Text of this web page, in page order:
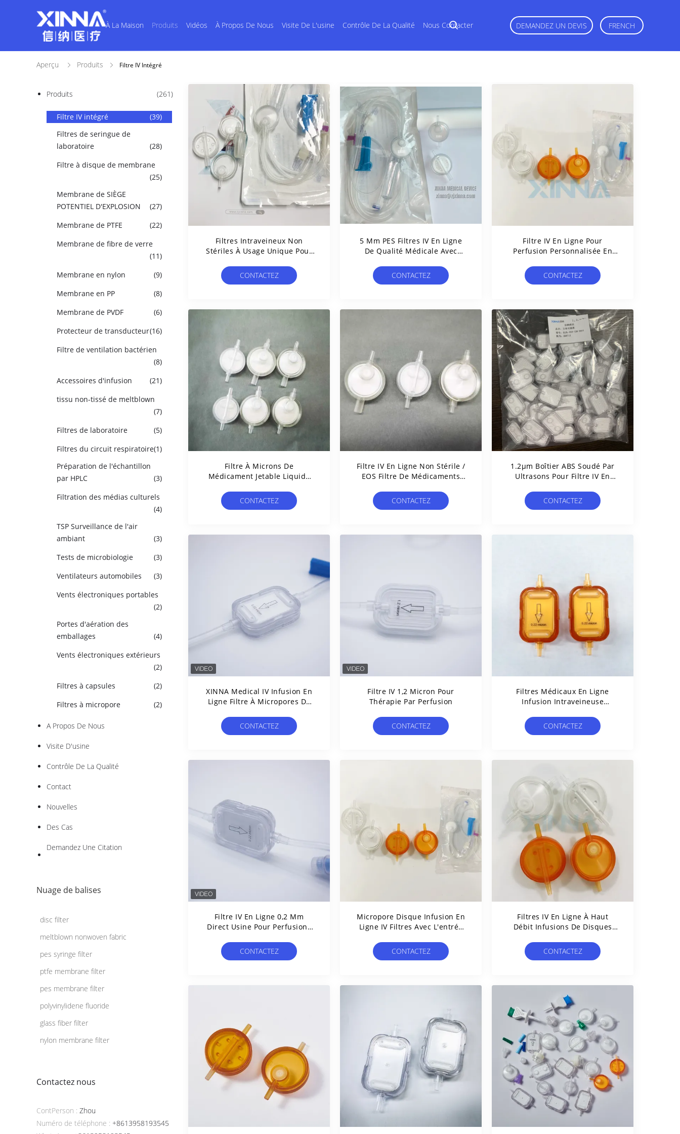
À La Maison Produits Vidéos À Propos De Nous Visite De L'usine Contrôle De La Qualité Nous Contacter DEMANDEZ UN DEVIS FRENCH
Aperçu Produits Filtre IV Intégré
Produits (261)
Filtre IV intégré
(39)
Filtres de seringue de
laboratoire
(28)
Filtre à disque de membrane
(25)
Membrane de SIÈGE
POTENTIEL D'EXPLOSION
(27)
Membrane de PTFE
(22)
Membrane de fibre de verre
(11)
Membrane en nylon
(9)
Membrane en PP
(8)
Membrane de PVDF
(6)
Protecteur de transducteur(16)
Filtre de ventilation bactérien
(8)
Accessoires d'infusion
(21)
tissu non-tissé de meltblown
(7)
Filtres de laboratoire
(5)
Filtres du circuit respiratoire(1)
Préparation de l'échantillon
par HPLC
(3)
Filtration des médias culturels
(4)
TSP Surveillance de l'air
ambiant
(3)
Tests de microbiologie
(3)
Ventilateurs automobiles
(3)
Vents électroniques portables
(2)
Portes d'aération des
emballages
(4)
Vents électroniques extérieurs
(2)
Filtres à capsules
(2)
Filtres à micropore
(2)
A Propos De Nous
Visite D'usine
Contrôle De La Qualité
Contact
Nouvelles
Des Cas
Demandez Une Citation
Nuage de balises
disc filter
meltblown nonwoven fabric
pes syringe filter
ptfe membrane filter
pes membrane filter
polyvinylidene fluoride
glass fiber filter
nylon membrane filter
Contactez nous
ContPerson : Zhou
Numéro de téléphone : +8613958193545
Filtres Intraveineux Non
Stériles À Usage Unique Pour
Perfusion Intraveineuse
CONTACTEZ
5 Μm PES Filtres IV En Ligne
De Qualité Médicale Avec
CONTACTEZ
Filtre IV En Ligne Pour
Perfusion Personnalisée En
CONTACTEZ
Filtre À Microns De
Médicament Jetable Liquide
Manchon De Protection De
Sortie D'air
CONTACTEZ
Filtre IV En Ligne Non Stérile /
EOS Filtre De Médicaments
CONTACTEZ
1.2μm Boîtier ABS Soudé Par
Ultrasons Pour Filtre IV En
CONTACTEZ
XINNA Medical IV Infusion En
Ligne Filtre À Micropores De
CONTACTEZ
Filtre IV 1,2 Micron Pour
Thérapie Par Perfusion
CONTACTEZ
Filtres Médicaux En Ligne
Infusion Intraveineuse
Filtration Liquide
CONTACTEZ
Filtre IV En Ligne 0,2 Μm
Direct Usine Pour Perfusions
CONTACTEZ
Micropore Disque Infusion En
Ligne IV Filtres Avec L'entrée
Glissement
CONTACTEZ
Filtres IV En Ligne À Haut
Débit Infusions De Disques
Pore De 0,2 À 5,0 Um
CONTACTEZ